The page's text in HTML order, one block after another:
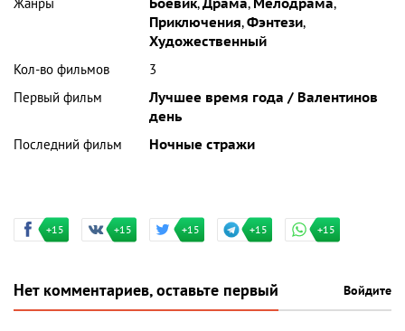
Жанры Боевик,Драма, Мелодрама,
Приключения,Фэнтези,
Художественный
Кол-во фильмов
3
Первый фильм
Лучшее время года / Валентинов
день
Последний фильм
Ночные стражи
+15 +15 +15 +15 +15
Нет комментариев, оставьте первый Войдите